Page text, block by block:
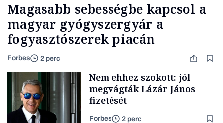
Magasabb sebességbe kapcsol a
magyar gyógyszergyár a
fogyasztószerek piacán
Forbes 2 perc
Nem ehhez szokott: jól
megvágták Lázár János
fizetését
Forbes 2 perc